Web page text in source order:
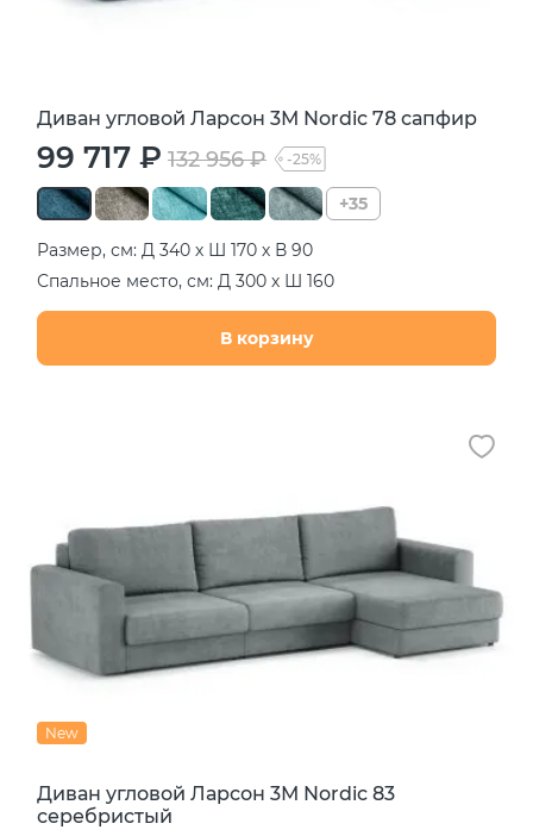
Диван угловой Ларсон 3М Nordic 78 сапфир
99 717 ₽ 132 956 ₽ -25%
+35
Размер, см: Д 340 х Ш 170 х В 90
Спальное место, см: Д 300 х Ш 160
В корзину
New
Диван угловой Ларсон 3М Nordic 83
серебристый